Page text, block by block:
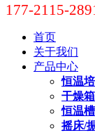
177-2115-
首页
关于我们
产品中心
恒温
干燥
恒温槽
摇床/